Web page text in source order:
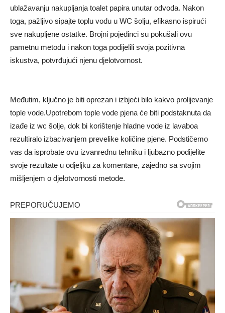
ublažavanju nakupljanja toalet papira unutar odvoda. Nakon
toga, pažljivo sipajte toplu vodu u WC šolju, efikasno ispirući
sve nakupljene ostatke. Brojni pojedinci su pokušali ovu
pametnu metodu i nakon toga podijelili svoja pozitivna
iskustva, potvrđujući njenu djelotvornost.
Međutim, ključno je biti oprezan i izbjeći bilo kakvo prolijevanje
tople vode.Upotrebom tople vode pjena će biti podstaknuta da
izađe iz wc šolje, dok bi korištenje hladne vode iz lavaboa
rezultiralo izbacivanjem prevelike količine pjene. Podstičemo
vas da isprobate ovu izvanrednu tehniku ​​i ljubazno podijelite
svoje rezultate u odjeljku za komentare, zajedno sa svojim
mišljenjem o djelotvornosti metode.